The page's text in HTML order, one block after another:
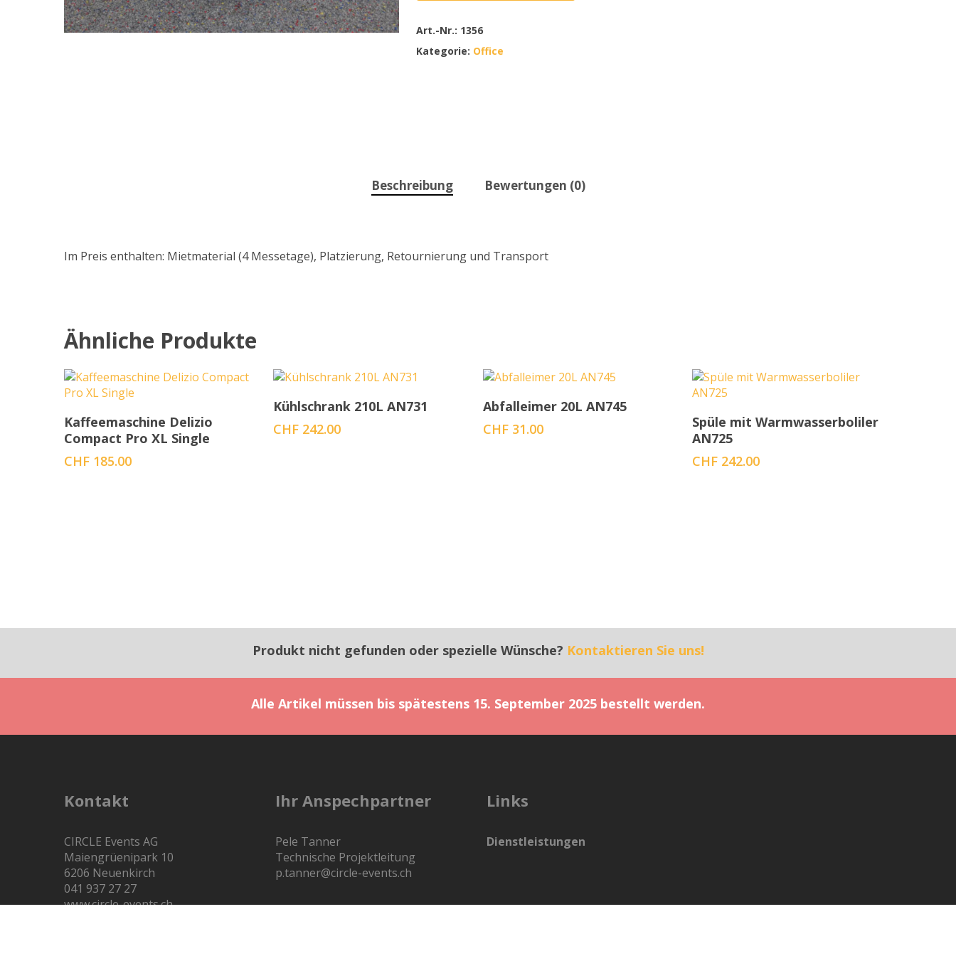
Art.-Nr.: 1356
Kategorie: Office
Beschreibung Bewertungen (0)
Im Preis enthalten: Mietmaterial (4 Messetage), Platzierung, Retournierung und Transport
Ähnliche Produkte
In den Warenkorb
Kaffeemaschine Delizio
Compact Pro XL Single
CHF 185.00
In den Warenkorb
Kühlschrank 210L AN731
CHF 242.00
In den Warenkorb
Abfalleimer 20L AN745
CHF31.00
In den Warenkorb
Spüle mit Warmwasserboliler
AN725
CHF 242.00
Produkt nicht gefunden oder spezielle Wünsche? Kontaktieren Sie uns!
Alle Artikel müssen bis spätestens 15. September 2025 bestellt werden.
Kontakt
CIRCLE Events AG
Maiengrüenipark 10
6206 Neuenkirch
041 937 27 27
www.circle-events.ch
Ihr Anspechpartner
Pele Tanner
Technische Projektleitung
p.tanner@circle-events.ch
Links
Dienstleistungen